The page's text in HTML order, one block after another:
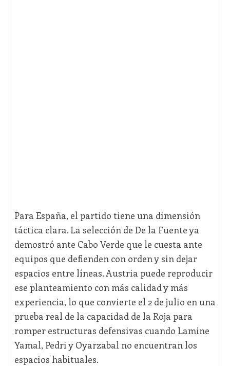
Para España, el partido tiene una dimensión
táctica clara. La selección de De la Fuente ya
demostró ante Cabo Verde que le cuesta ante
equipos que defienden con orden y sin dejar
espacios entre líneas. Austria puede reproducir
ese planteamiento con más calidad y más
experiencia, lo que convierte el 2 de julio en una
prueba real de la capacidad de la Roja para
romper estructuras defensivas cuando Lamine
Yamal, Pedri y Oyarzabal no encuentran los
espacios habituales.